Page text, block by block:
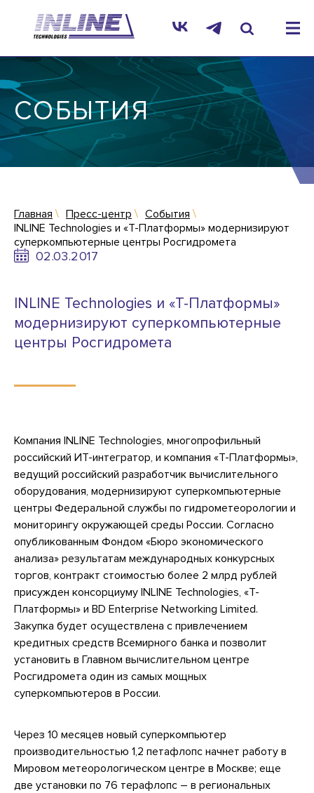
СОБЫТИЯ
Главная Пресс-центр
События
INLINE Technologies и «Т-Платформы» модернизируют
суперкомпьютерные центры Росгидромета
02.03.2017
INLINE Technologies и «Т-Платформы»
модернизируют суперкомпьютерные
центры Росгидромета
Компания INLINE Teсhnologies, многопрофильный
российский ИТ-интегратор, и компания «Т-Платформы»,
ведущий российский разработчик вычислительного
оборудования, модернизируют суперкомпьютерные
центры Федеральной службы по гидрометеорологии и
мониторингу окружающей среды России. Согласно
опубликованным Фондом «Бюро экономического
анализа» результатам международных конкурсных
торгов, контракт стоимостью более 2 млрд рублей
присужден консорциуму INLINE Technologies, «Т-
Платформы» и BD Enterprise Networking Limited.
Закупка будет осуществлена с привлечением
кредитных средств Всемирного банка и позволит
установить в Главном вычислительном центре
Росгидромета один из самых мощных
суперкомпьютеров в России.
Через 10 месяцев новый суперкомпьютер
производительностью 1,2 петафлопс начнет работу в
Мировом метеорологическом центре в Москве; еще
две установки по 76 терафлопс – в региональных